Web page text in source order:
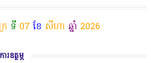
ទី 07 ខែ សីហា ឆ្នាំ 2026
ឧត្ថម្ភ